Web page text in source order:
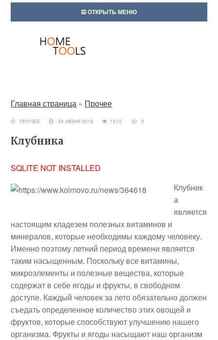
ОТКРЫТЬ МЕНЮ
Главная страница » Прочее
ПРОЧЕЕ 24 ИЮНЯ 2019 1512 5
Клубника
SQLITE NOT INSTALLED
Клубник
а
является
настоящим кладезем полезных витаминов и
минералов, которые необходимы каждому человеку.
Именно поэтому летний период времени является
таким насыщенным. Поскольку все витамины,
микроэлементы и полезные вещества, которые
содержат в себе ягоды и фрукты, в свободном
доступе. Каждый человек за лето обязательно должен
съедать определенное количество этих овощей и
фруктов, которые способствуют улучшению нашего
организма. Фрукты и ягоды насыщают наш организм